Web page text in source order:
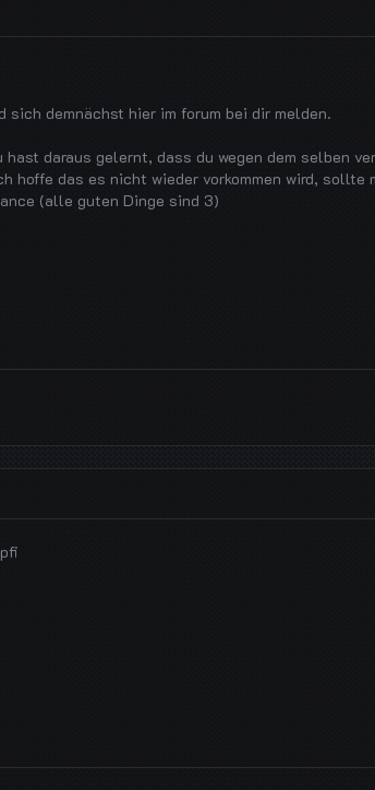
sich demnächst hier im forum bei dir melden.
hast daraus gelernt, dass du wegen dem selben
hoffe das es nicht wieder vorkommen wird, sollte
(alle guten Dinge sind 3)